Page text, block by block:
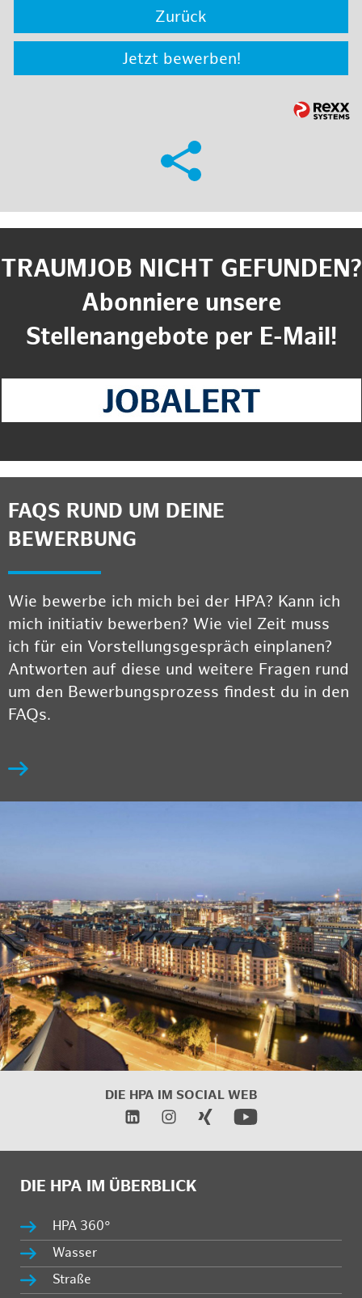
Zurück
Jetzt bewerben!
TRAUMJOB NICHT GEFUNDEN?
Abonniere unsere
Stellenangebote per E-Mail!
FAQS RUND UM DEINE
BEWERBUNG
Wie bewerbe ich mich bei der HPA? Kann ich
mich initiativ bewerben? Wie viel Zeit muss
ich für ein Vorstellungsgespräch einplanen?
Antworten auf diese und weitere Fragen rund
um den Bewerbungsprozess findest du in den
FAQs.
DIE HPA IM SOCIAL WEB
DIE HPA IM ÜBERBLICK
HPA 360°
Wasser
Straße